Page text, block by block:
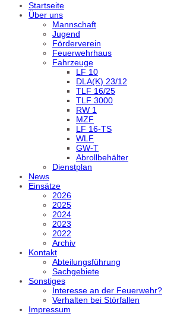
Startseite
Über uns
Mannschaft
Jugend
Förderverein
Feuerwehrhaus
Fahrzeuge
LF 10
DLA(K) 23/12
TLF 16/25
TLF 3000
RW 1
MZF
LF 16-TS
WLF
GW-T
Abrollbehälter
Dienstplan
News
Einsätze
2026
2025
2024
2023
2022
Archiv
Kontakt
Abteilungsführung
Sachgebiete
Sonstiges
Interesse an der Feuerwehr?
Verhalten bei Störfallen
Impressum